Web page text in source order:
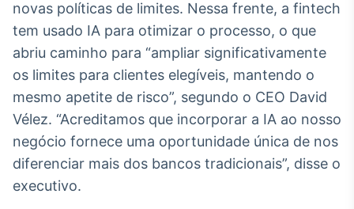
Em breve
BroadFast
Em breve
novas políticas de limites. Nessa frente, a fintech
tem usado IA para otimizar o processo, o que
abriu caminho para “ampliar significativamente
os limites para clientes elegíveis, mantendo o
mesmo apetite de risco”, segundo o CEO David
Vélez. “Acreditamos que incorporar a IA ao nosso
negócio fornece uma oportunidade única de nos
diferenciar mais dos bancos tradicionais”, disse o
executivo.